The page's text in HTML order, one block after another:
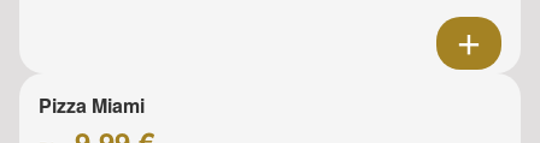
Pizza Miami